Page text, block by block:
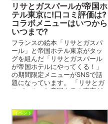
リサとガスパールが帝国ホ
テル東京に!口コミ評価は?
コラボメニューはいつから
いつまで?
フランスの絵本「リサとガスパ
ール」と帝国ホテル東京がタッ
グを組んだ「リサとガスパール
が帝国ホテルにやってくる！」
の期間限定メニューがSNSで話
題になっています。 「リサとガ
スパール」と帝国ホテル東京が
イベント